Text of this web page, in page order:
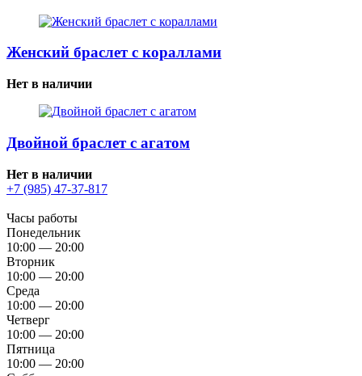
Женский браслет с кораллами
Нет в наличии
Двойной браслет с агатом
Нет в наличии
+7 (985) 47-37-817
Часы работы
Понедельник
10:00 — 20:00
Вторник
10:00 — 20:00
Среда
10:00 — 20:00
Четверг
10:00 — 20:00
Пятница
10:00 — 20:00